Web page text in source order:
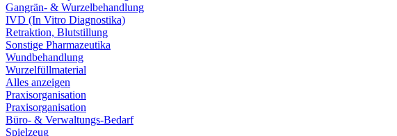
Gangrän- & Wurzelbehandlung
IVD (In Vitro Diagnostika)
Retraktion, Blutstillung
Sonstige Pharmazeutika
Wundbehandlung
Wurzelfüllmaterial
Alles anzeigen
Praxisorganisation
Praxisorganisation
Büro- & Verwaltungs-Bedarf
Spielzeug